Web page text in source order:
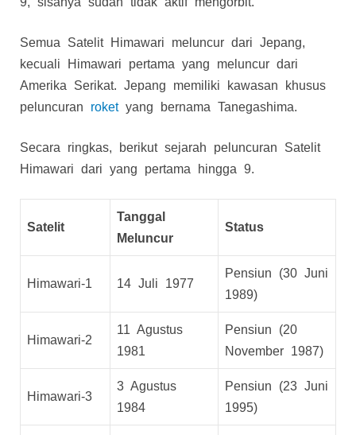
Semua Satelit Himawari meluncur dari Jepang,
kecuali Himawari pertama yang meluncur dari
Amerika Serikat. Jepang memiliki kawasan khusus
peluncuran roketyang bernama Tanegashima.
Secara ringkas, berikut sejarah peluncuran Satelit
Himawari dari yang pertama hingga 9.
Satelit
Tanggal
Meluncur
Status
Himawari-1 14 Juli 1977
Pensiun (30 Juni
1989)
Himawari-2
11 Agustus
1981
Pensiun (20
November 1987)
Himawari-3
3 Agustus
1984
Pensiun (23 Juni
1995)